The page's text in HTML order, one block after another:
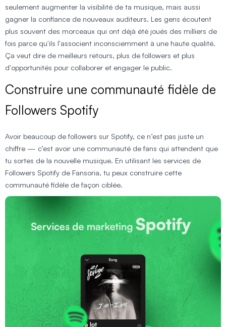
seulement augmenter la visibilité de ta musique, mais aussi
gagner la confiance de nouveaux auditeurs. Les gens écoutent
plus souvent des morceaux qui ont déjà été joués des milliers de
fois parce qu'ils l'associent inconsciemment à une haute qualité.
Ça veut dire de meilleurs retours, plus de followers et plus
d'opportunités pour collaborer et engager le public.
Construire une communauté fidèle de
Followers Spotify
Avoir beaucoup de followers sur Spotify, ce n’est pas juste un
chiffre — c’est avoir une communauté de fans qui attendent que
tu sortes de la nouvelle musique. En utilisant les services de
Followers Spotify de Fansoria, tu peux construire cette
communauté fidèle de façon ciblée.